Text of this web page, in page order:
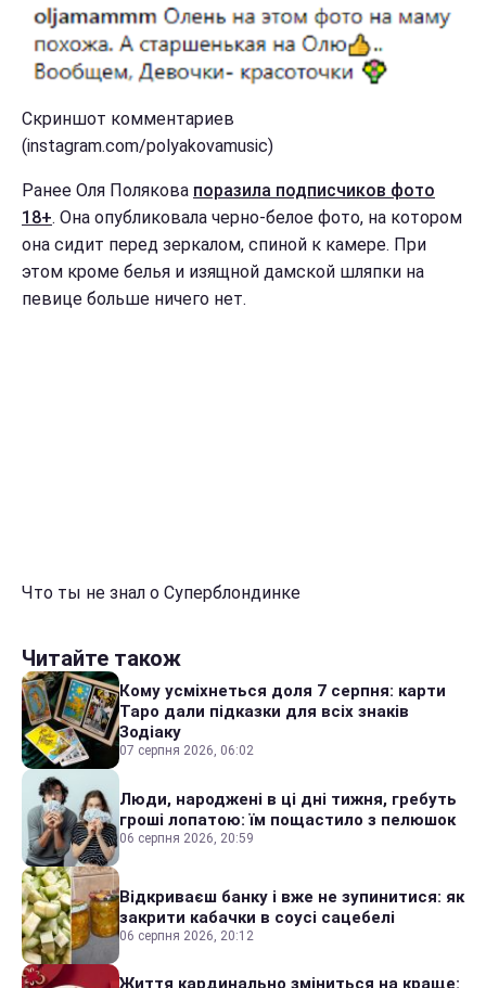
Скриншот комментариев
(instagram.com/polyakovamusic)
Ранее Оля Полякова поразила подписчиков фото
18+. Она опубликовала черно-белое фото, на котором
она сидит перед зеркалом, спиной к камере. При
этом кроме белья и изящной дамской шляпки на
певице больше ничего нет.
Что ты не знал о Суперблондинке
Читайте також
Кому усміхнеться доля 7 серпня: карти
Таро дали підказки для всіх знаків
Зодіаку
07 серпня 2026, 06:02
Люди, народжені в ці дні тижня, гребуть
гроші лопатою: їм пощастило з пелюшок
06 серпня 2026, 20:59
Відкриваєш банку і вже не зупинитися: як
закрити кабачки в соусі сацебелі
06 серпня 2026, 20:12